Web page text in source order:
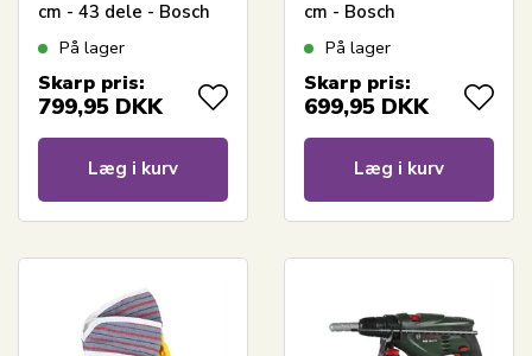
cm - 43 dele - Bosch
legetøjsværktøj
På lager
Skarp pris:
799,95 DKK
Læg i kurv
cm - Bosch
legetøjsværktøj
På lager
Skarp pris:
699,95 DKK
Læg i kurv